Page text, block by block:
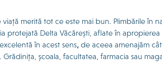
viață merită tot ce este mai bun. Plimbările în
protejată Delta Văcărești, aflate în
în acest sens, de aceea amenajăm
Grădinița, școala, facultatea, farmacia sau